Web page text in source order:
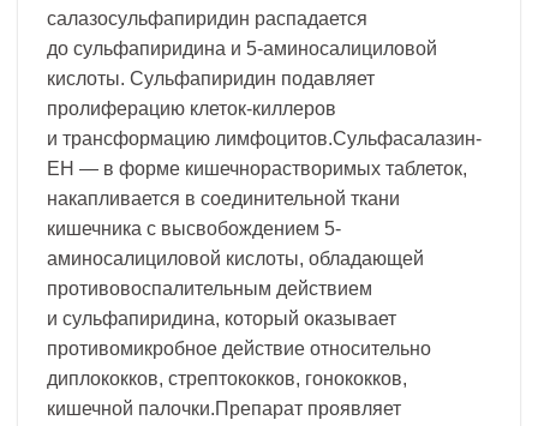
салазосульфапиридин распадается
до сульфапиридина и 5-аминосалициловой
кислоты. Сульфапиридин подавляет
пролиферацию клеток-киллеров
и трансформацию лимфоцитов.Сульфасалазин-
ЕН — в форме кишечнорастворимых таблеток,
накапливается в соединительной ткани
кишечника с высвобождением 5-
аминосалициловой кислоты, обладающей
противовоспалительным действием
и сульфапиридина, который оказывает
противомикробное действие относительно
диплококков, стрептококков, гонококков,
кишечной палочки.Препарат проявляет